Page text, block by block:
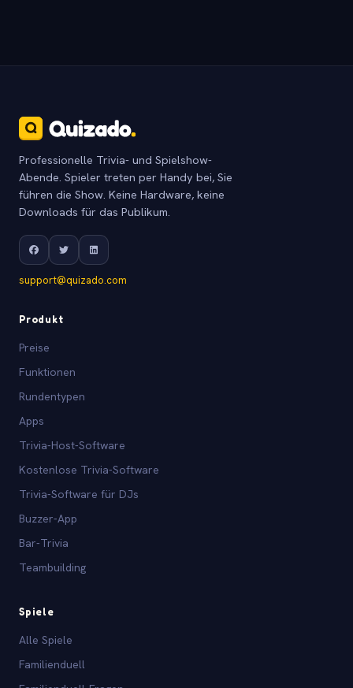
Professionelle Trivia- und Spielshow-
Abende. Spieler treten per Handy bei, Sie
führen die Show. Keine Hardware, keine
Downloads für das Publikum.
support@quizado.com
Produkt
Preise
Funktionen
Rundentypen
Apps
Trivia-Host-Software
Kostenlose Trivia-Software
Trivia-Software für DJs
Buzzer-App
Bar-Trivia
Teambuilding
Spiele
Alle Spiele
Familienduell